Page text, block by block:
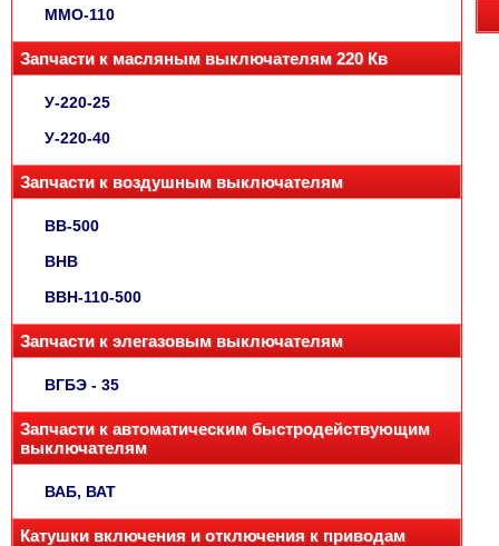
ММО-110
Запчасти к масляным выключателям 220 Кв
У-220-25
У-220-40
Запчасти к воздушным выключателям
ВВ-500
ВНВ
ВВН-110-500
Запчасти к элегазовым выключателям
ВГБЭ - 35
Запчасти к автоматическим быстродействующим
выключателям
ВАБ, ВАТ
Катушки включения и отключения к приводам